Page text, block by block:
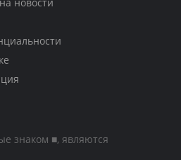
знаком ■, являются